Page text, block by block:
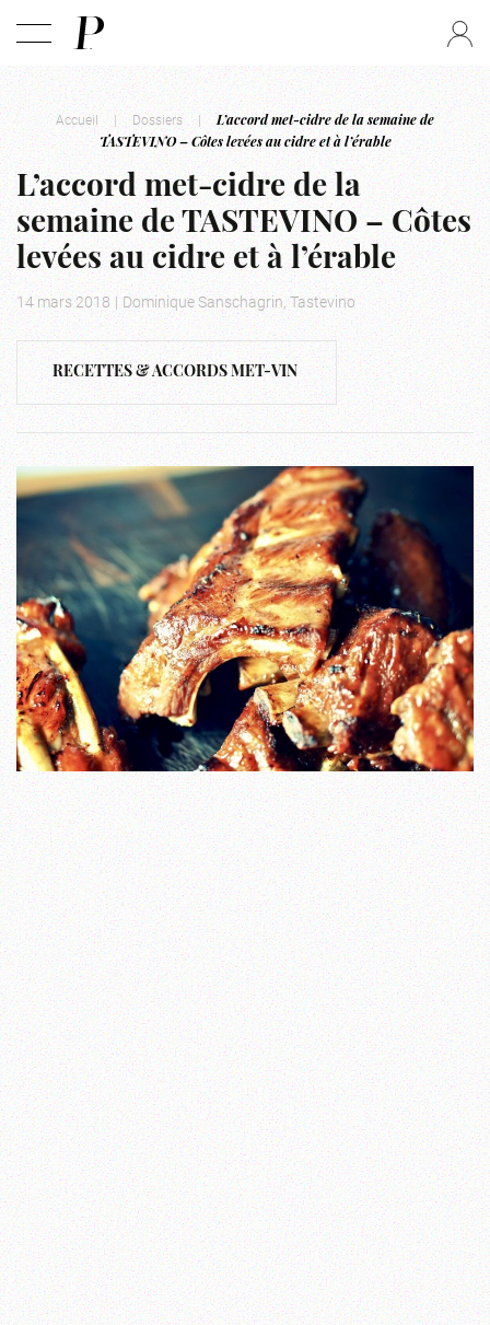
Accueil | Dossiers |
L’accord met-cidre de la semaine de
TASTEVINO – Côtes levées au cidre et à l’érable
L’accord met-cidre de la
semaine de TASTEVINO – Côtes
levées au cidre et à l’érable
14 mars 2018 | Dominique Sanschagrin, Tastevino
RECETTES & ACCORDS MET-VIN